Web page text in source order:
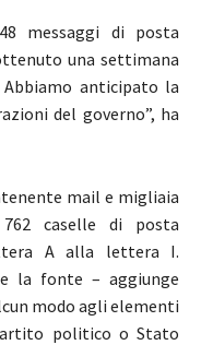
messaggi di posta
una settimana
anticipato la
del governo”, ha
mail e migliaia
caselle di posta
A alla lettera I.
la fonte – aggiunge
modo agli elementi
politico o Stato